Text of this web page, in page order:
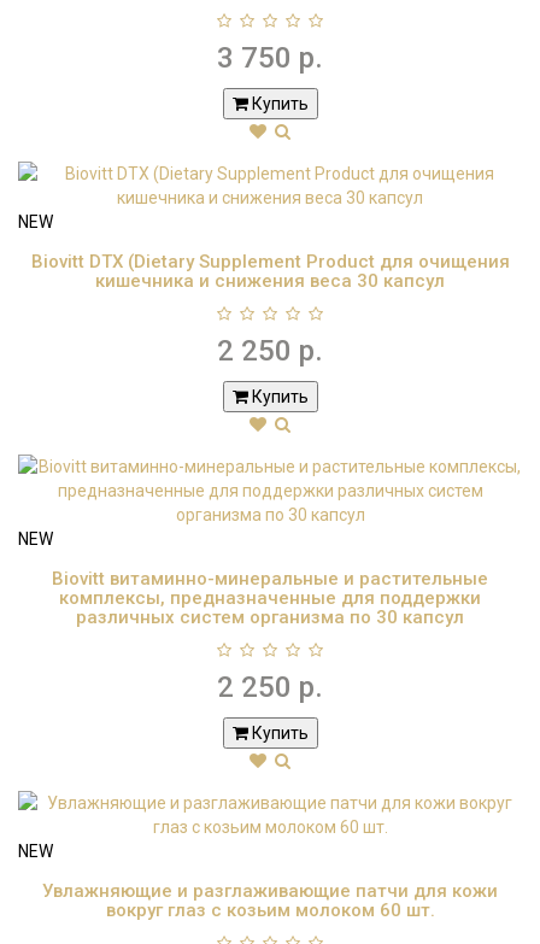
3 750 р.
Купить
NEW
Biovitt DTX (Dietary Supplement Product для очищения
кишечника и снижения веса 30 капсул
2 250 р.
Купить
NEW
Biovitt витаминно-минеральные и растительные
комплексы, предназначенные для поддержки
различных систем организма по 30 капсул
2 250 р.
Купить
NEW
Увлажняющие и разглаживающие патчи для кожи
вокруг глаз с козьим молоком 60 шт.